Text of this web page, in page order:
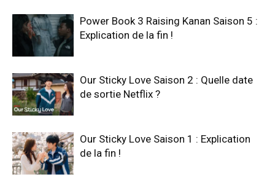
Power Book 3 Raising Kanan Saison 5 :
Explication de la fin !
Our Sticky Love Saison 2 : Quelle date
de sortie Netflix ?
Our Sticky Love Saison 1 : Explication
de la fin !